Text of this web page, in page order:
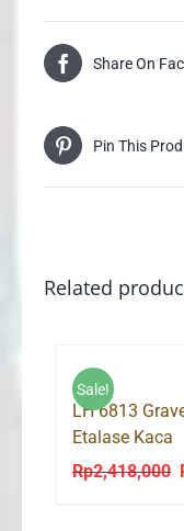
Share On
Pin This
Related
Sale!
LH 6813
Etalase Kaca
Rp2,418,000